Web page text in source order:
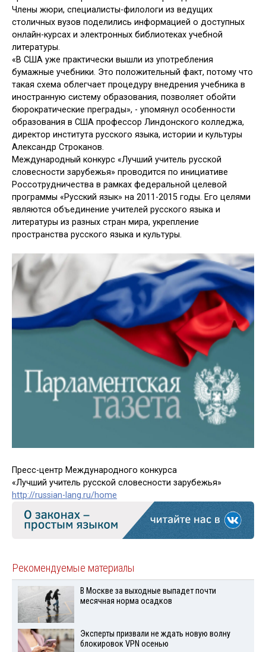
Члены жюри, специалисты-филологи из ведущих
столичных вузов поделились информацией о доступных
онлайн-курсах и электронных библиотеках учебной
литературы.
«В США уже практически вышли из употребления
бумажные учебники. Это положительный факт, потому что
такая схема облегчает процедуру внедрения учебника в
иностранную систему образования, позволяет обойти
бюрократические преграды», - упомянул особенности
образования в США профессор Линдонского колледжа,
директор института русского языка, истории и культуры
Александр Строканов.
Международный конкурс «Лучший учитель русской
словесности зарубежья» проводится по инициативе
Россотрудничества в рамках федеральной целевой
программы «Русский язык» на 2011-2015 годы. Его целями
являются объединение учителей русского языка и
литературы из разных стран мира, укрепление
пространства русского языка и культуры.
Пресс-центр Международного конкурса
«Лучший учитель русской словесности зарубежья»
http://russian-lang.ru/home
Рекомендуемые материалы
В Москве за выходные выпадет почти
месячная норма осадков
Эксперты призвали не ждать новую волну
блокировок VPN осенью